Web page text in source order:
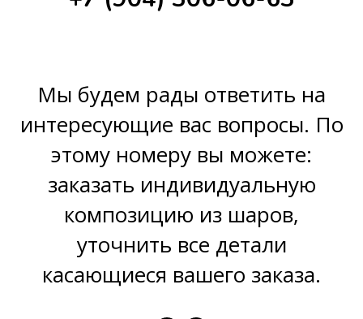
Мы будем рады ответить на
интересующие вас вопросы. По
этому номеру вы можете:
заказать индивидуальную
композицию из шаров,
уточнить все детали
касающиеся вашего заказа.